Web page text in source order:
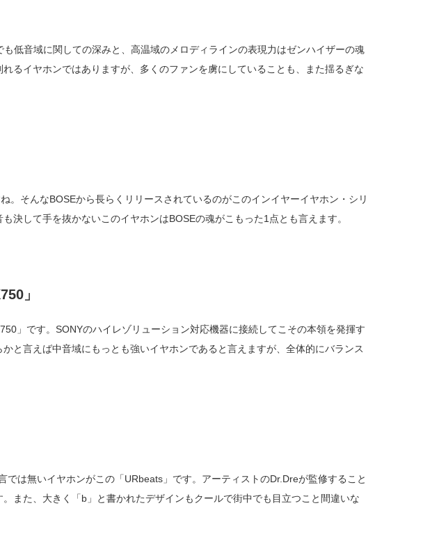
低音域に関しての深みと、高温域のメロディラインの表現力はゼンハイザーの魂
るイヤホンではありますが、多くのファンを虜にしていることも、また揺るぎな
そんなBOSEから長らくリリースされているのがこのインイヤーイヤホン・シリ
決して手を抜かないこのイヤホンはBOSEの魂がこもった1点とも言えます。
」
」です。SONYのハイレゾリューション対応機器に接続してこその本領を発揮す
と言えば中音域にもっとも強いイヤホンであると言えますが、全体的にバランス
は無いイヤホンがこの「URbeats」です。アーティストのDr.Dreが監修すること
また、大きく「b」と書かれたデザインもクールで街中でも目立つこと間違いな